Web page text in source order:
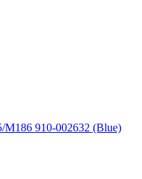
910-002632 (Blue)